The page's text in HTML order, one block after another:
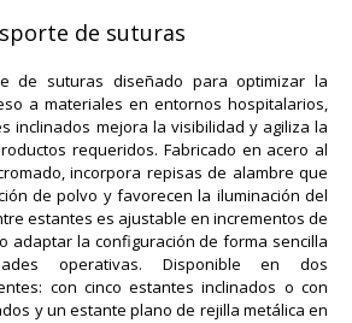
de suturas
de suturas diseñado para optimizar la
a materiales en entornos hospitalarios,
inclinados mejora la visibilidad y agiliza la
requeridos. Fabricado en acero al
incorpora repisas de alambre que
de polvo y favorecen la iluminación del
estantes es ajustable en incrementos de
adaptar la configuración de forma sencilla
operativas. Disponible en dos
con cinco estantes inclinados o con
y un estante plano de rejilla metálica en